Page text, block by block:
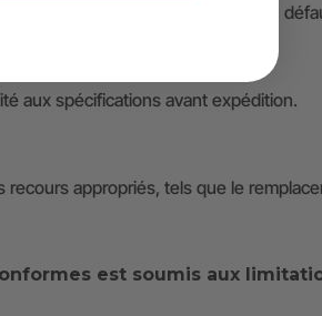
tout dommage, non-conformité ou
aux spécifications avant expédition.
appropriés, tels que le
est soumis aux